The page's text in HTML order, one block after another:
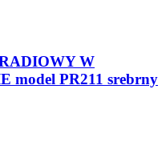
W
model PR211 srebrny